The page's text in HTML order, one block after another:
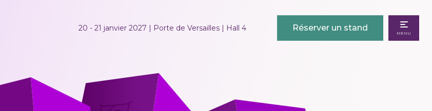
20 - 21 janvier 2027 | Porte de Versailles | Hall 4 Réserver un stand
MENU